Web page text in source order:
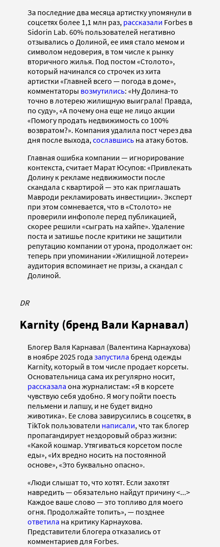
За последние два месяца артистку упомянули в
соцсетях более 1,1 млн раз, рассказали Forbes в
Sidorin Lab. 60% пользователей негативно
отзывались о Долиной, ее имя стало мемом и
символом недоверия, в том числе к рынку
вторичного жилья. Под постом «Столото»,
который начинался со строчек из хита
артистки «Главней всего — погода в доме»,
комментаторы возмутились: «Ну Долина-то
точно в лотерею жилищную выиграла! Правда,
по суду», «А почему она еще не лицо акции
«Помогу продать недвижимость со 100%
возвратом?». Компания удалила пост через два
дня после выхода, сославшись на атаку ботов.
Главная ошибка компании — игнорирование
контекста, считает Марат Юсупов: «Привлекать
Долину к рекламе недвижимости после
скандала с квартирой — это как приглашать
Мавроди рекламировать инвестиции». Эксперт
при этом сомневается, что в «Столото» не
проверили инфополе перед публикацией,
скорее решили «сыграть на хайпе». Удаление
поста и затишье после критики не защитили
репутацию компании от урона, продолжает он:
теперь при упоминании «Жилищной лотереи»
аудитория вспоминает не призы, а скандал с
Долиной.
DR
Karnity (бренд Вали Карнавал)
Блогер Валя Карнавал (Валентина Карнаухова)
в ноябре 2025 года запустила бренд одежды
Karnity, который в том числе продает корсеты.
Основательница сама их регулярно носит,
рассказала она журналистам: «Я в корсете
чувствую себя удобно. Я могу пойти поесть
пельмени и лапшу, и не будет видно
животика». Ее слова завирусились в соцсетях, в
TikTok пользователи написали, что так блогер
пропагандирует нездоровый образ жизни:
«Какой кошмар. Утягиваться корсетом после
еды», «Их вредно носить на постоянной
основе», «Это буквально опасно».
«Люди слышат то, что хотят. Если захотят
навредить — обязательно найдут причину <...>
Каждое ваше слово — это топливо для моего
огня. Продолжайте топить», — позднее
ответила на критику Карнаухова.
Представители блогера отказались от
комментариев для Forbes.